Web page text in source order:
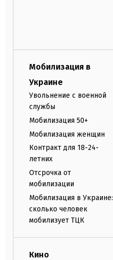
Мобилизация в
Украине
Увольнение с военной
службы
Мобилизация 50+
Мобилизация женщин
Контракт для 18-24-
летних
Отсрочка от
мобилизации
Мобилизация в Украине:
сколько человек
мобилизует ТЦК
Кино